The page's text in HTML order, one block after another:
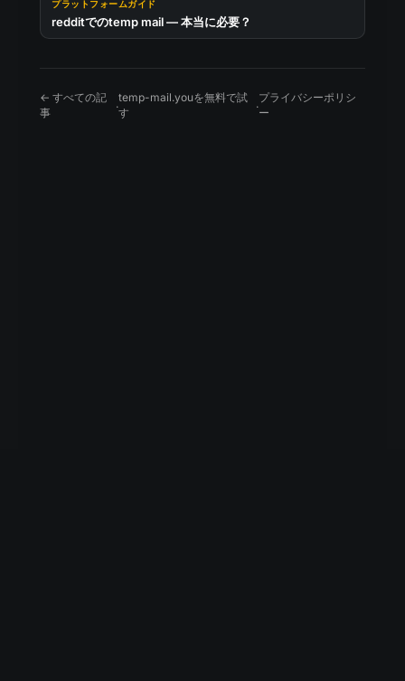
プラットフォームガイド
redditでのtemp mail — 本当に必要？
← すべての記
事
·
temp-mail.youを無料で試
す
·
プライバシーポリシ
ー